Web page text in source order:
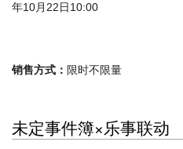
年10月22日10:00
销售方式： 限时不限量
未定事件簿×乐事联动